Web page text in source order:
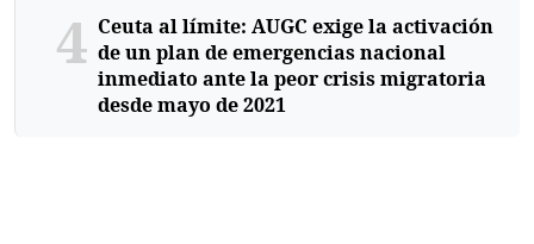
4 Ceuta al límite: AUGC exige la activación
de un plan de emergencias nacional
inmediato ante la peor crisis migratoria
desde mayo de 2021